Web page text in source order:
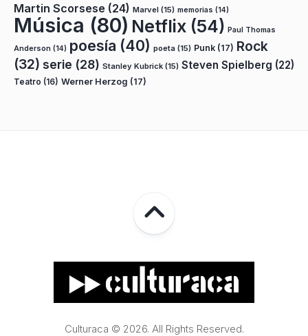
Martin Scorsese (24) Marvel (15) memorias (14)
Música (80) Netflix (54) Paul Thomas
Anderson (14) poesía (40) poeta (15) Punk (17) Rock
(32) serie (28) Stanley Kubrick (15) Steven Spielberg (22)
Teatro (16) Werner Herzog (17)
Culturaca © 2026. All Rights Reserved.